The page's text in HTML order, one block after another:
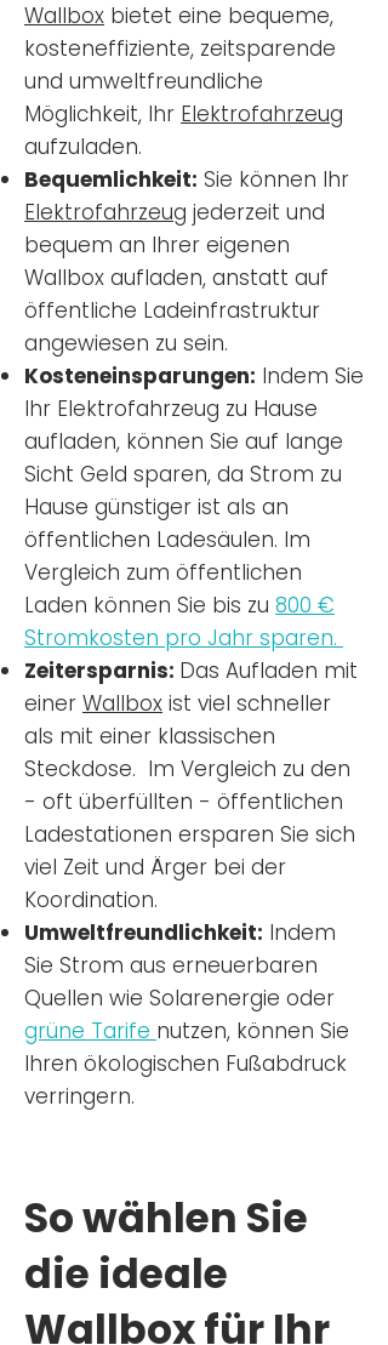
Wallbox bietet eine bequeme,
kosteneffiziente, zeitsparende
und umweltfreundliche
Möglichkeit, Ihr Elektrofahrzeug
aufzuladen.
Bequemlichkeit: Sie können Ihr
Elektrofahrzeug jederzeit und
bequem an Ihrer eigenen
Wallbox aufladen, anstatt auf
öffentliche Ladeinfrastruktur
angewiesen zu sein.
Kosteneinsparungen: Indem Sie
Ihr Elektrofahrzeug zu Hause
aufladen, können Sie auf lange
Sicht Geld sparen, da Strom zu
Hause günstiger ist als an
öffentlichen Ladesäulen. Im
Vergleich zum öffentlichen
Laden können Sie bis zu 800 €
Stromkosten pro Jahr sparen.
Zeitersparnis: Das Aufladen mit
einer Wallbox ist viel schneller
als mit einer klassischen
Steckdose. Im Vergleich zu den
- oft überfüllten - öffentlichen
Ladestationen ersparen Sie sich
viel Zeit und Ärger bei der
Koordination.
Umweltfreundlichkeit: Indem
Sie Strom aus erneuerbaren
Quellen wie Solarenergie oder
grüne Tarife nutzen, können Sie
Ihren ökologischen Fußabdruck
verringern.
So wählen Sie
die ideale
Wallbox für Ihr